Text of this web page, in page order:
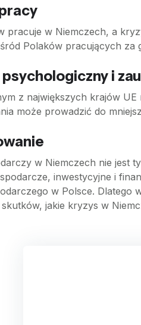
pracuje w Niemczech, a
Polaków pracujących
psychologiczny i
z największych krajów
może prowadzić do
w Niemczech nie jest
inwestycyjne i
w Polsce. Dlatego
jakie kryzys w